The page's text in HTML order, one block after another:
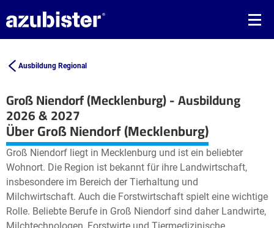
Ausbildung Regional
Groß Niendorf (Mecklenburg) - Ausbildung
2026 & 2027
+
−
Über Groß Niendorf (Mecklenburg)
Groß Niendorf liegt in Mecklenburg und ist ein beliebter
Wohnort. Die Region ist bekannt für ihre Landwirtschaft,
insbesondere im Bereich der Tierhaltung und
Milchwirtschaft. Auch die Forstwirtschaft spielt eine wichtige
Rolle. Beliebte Berufe in Groß Niendorf sind daher Landwirte,